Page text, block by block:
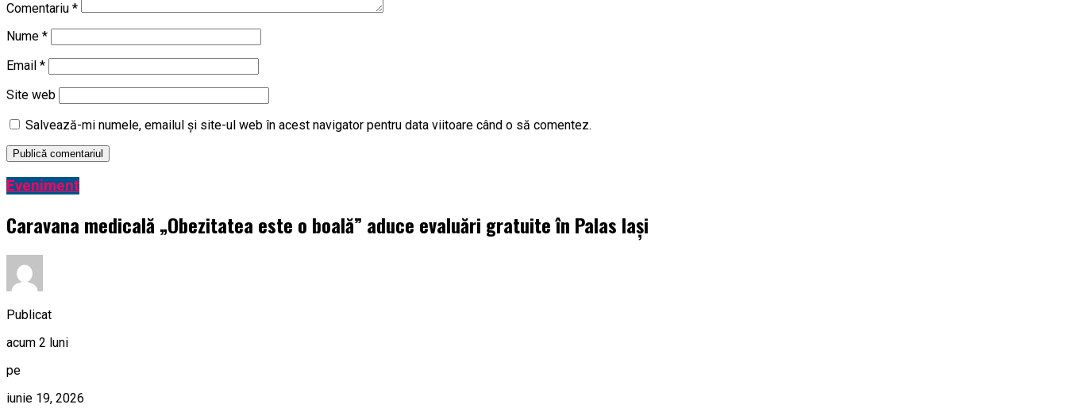
Comentariu *
Nume *
Email *
Site web
Salvează-mi numele, emailul și site-ul web în acest navigator pentru data viitoare când o să comentez.
Eveniment
Caravana medicală „Obezitatea este o boală” aduce evaluări gratuite în Palas Iași
Publicat
acum 2 luni
pe
iunie 19, 2026